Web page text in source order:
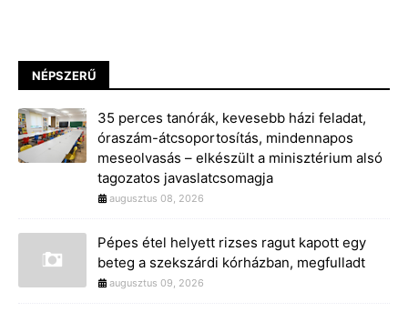
NÉPSZERŰ
35 perces tanórák, kevesebb házi feladat,
óraszám-átcsoportosítás, mindennapos
meseolvasás – elkészült a minisztérium alsó
tagozatos javaslatcsomagja
augusztus 08, 2026
Pépes étel helyett rizses ragut kapott egy
beteg a szekszárdi kórházban, megfulladt
augusztus 09, 2026